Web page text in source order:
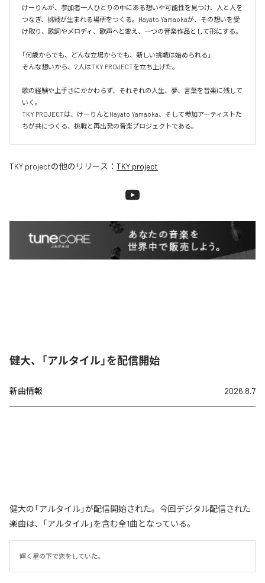
けーりんが、参加者一人ひとりの中にある想いや可能性を見つけ、人と人を
つなぎ、挑戦が生まれる場所をつくる。Hayato Yamaokaが、その想いを受
け取り、歌詞やメロディ、歌声へと変え、一つの音楽作品として形にする。
「何歳からでも、どんな立場からでも、新しい挑戦は始められる」
そんな想いから、2人はTKY PROJECTを立ち上げた。
歌の経験や上手さにかかわらず、それぞれの人生、夢、言葉を音楽に残して
いく。
TKY PROJECTは、けーりんとHayato Yamaoka、そして参加アーティストた
ちが共につくる、挑戦と再出発の音楽プロジェクトである。
TKY projectの他のリリース： TKY project
健大、「アルタイル」を配信開始
新曲情報 2026.8.7
健大の「アルタイル」が配信開始された。今回デジタル配信された
楽曲は、「アルタイル」を含む全1曲となっている。
輝く星の下で恋をしていた。